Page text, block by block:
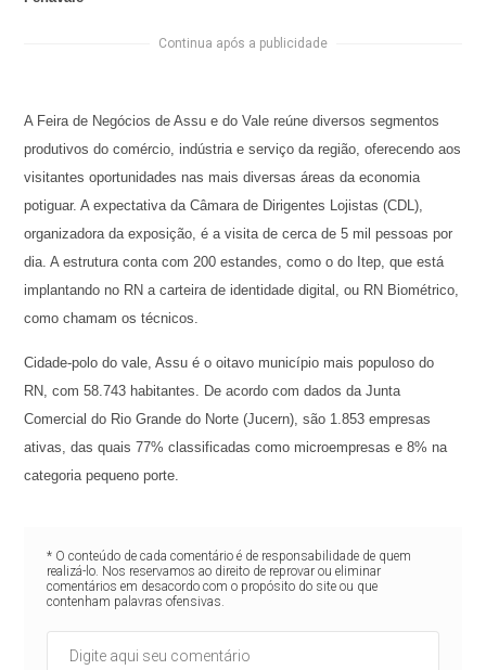
Continua após a publicidade
A Feira de Negócios de Assu e do Vale reúne diversos segmentos
produtivos do comércio, indústria e serviço da região, oferecendo aos
visitantes oportunidades nas mais diversas áreas da economia
potiguar. A expectativa da Câmara de Dirigentes Lojistas (CDL),
organizadora da exposição, é a visita de cerca de 5 mil pessoas por
dia. A estrutura conta com 200 estandes, como o do Itep, que está
implantando no RN a carteira de identidade digital, ou RN Biométrico,
como chamam os técnicos.
Cidade-polo do vale, Assu é o oitavo município mais populoso do
RN, com 58.743 habitantes. De acordo com dados da Junta
Comercial do Rio Grande do Norte (Jucern), são 1.853 empresas
ativas, das quais 77% classificadas como microempresas e 8% na
categoria pequeno porte.
* O conteúdo de cada comentário é de responsabilidade de quem
realizá-lo. Nos reservamos ao direito de reprovar ou eliminar
comentários em desacordo com o propósito do site ou que
contenham palavras ofensivas.